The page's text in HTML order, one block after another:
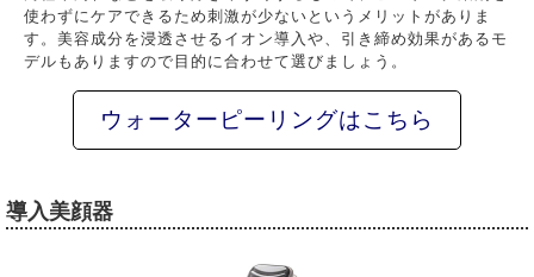
使わずにケアできるため刺激が少ないというメリットがありま
す。美容成分を浸透させるイオン導入や、引き締め効果があるモ
デルもありますので目的に合わせて選びましょう。
ウォーターピーリングはこちら
導入美顔器